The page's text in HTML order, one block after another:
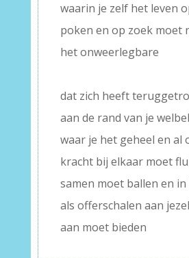
waarin je zelf het leven
poken en op zoek moet
het onweerlegbare
dat zich heeft
aan de rand van je
waar je het geheel en al
kracht bij elkaar moet
samen moet ballen en
als offerschalen aan
aan moet bieden